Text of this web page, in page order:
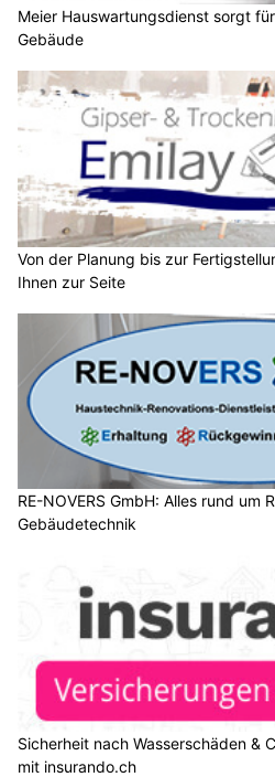
Meier Hauswartungsdienst sorgt
Gebäude
Von der Planung bis zur
Ihnen zur Seite
RE-NOVERS GmbH: Alles rund um
Gebäudetechnik
Sicherheit nach Wasserschäden &
mit insurando.ch